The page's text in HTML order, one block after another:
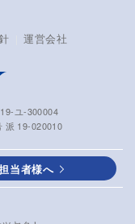
運営会社
ユ-300004
派 19-020010
当者様へ